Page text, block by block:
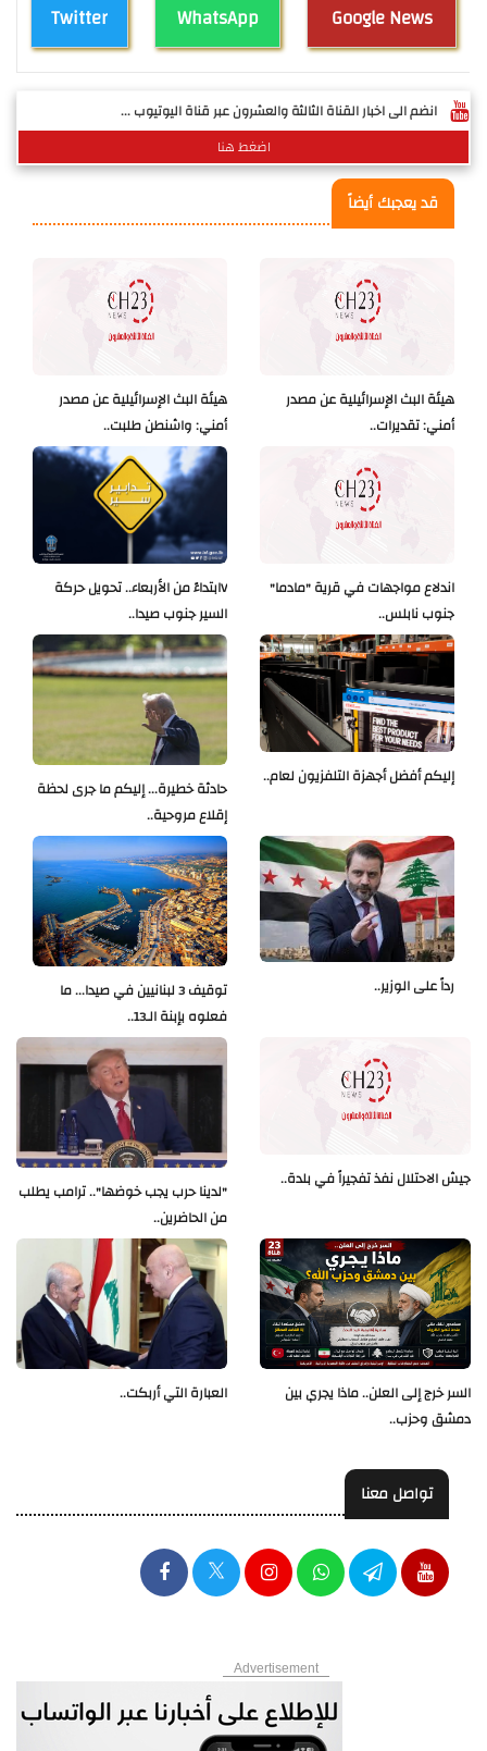
Twitter WhatsApp Google News
انضم الى اخبار القناة الثالثة والعشرون عبر قناة اليوتيوب ...
اضغط هنا
قد يعجبك أيضاً
هيئة البث الإسرائيلية عن مصدر
أمني: واشنطن طلبت..
هيئة البث الإسرائيلية عن مصدر
أمني: تقديرات..
Vابتداءً من الأربعاء.. تحويل حركة
السير جنوب صيدا..
اندلاع مواجهات في قرية "مادما"
جنوب نابلس..
حادثة خطيرة... إليكم ما جرى لحظة
إقلاع مروحية..
إليكم أفضل أجهزة التلفزيون لعام..
توقيف 3 لبنانيين في صيدا... ما
فعلوه بإبنة الـ13..
رداً على الوزير..
"لدينا حرب يجب خوضها".. ترامب يطلب
من الحاضرين..
جيش الاحتلال نفذ تفجيراً في بلدة..
العبارة التي أربكت..
السر خرج إلى العلن.. ماذا يجري بين
دمشق وحزب..
تواصل معنا
Advertisement